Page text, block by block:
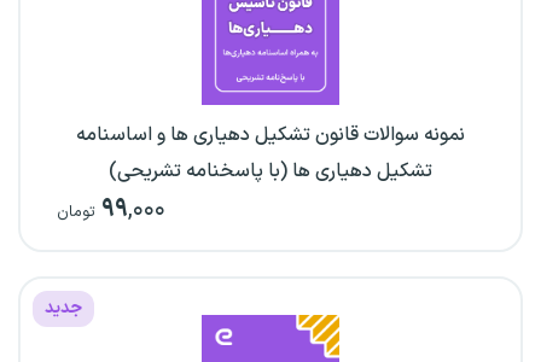
نمونه سوالات قانون تشکیل دهیاری ها و اساسنامه
تشکیل دهیاری ها (با پاسخنامه تشریحی)
۹۹,۰۰۰ تومان
جدید